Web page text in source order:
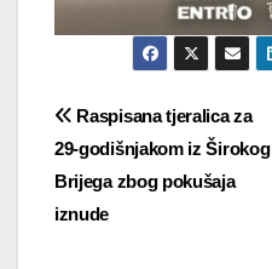
Navigacija
objava
Raspisana tjeralica za
29-godišnjakom iz Širokog
Brijega zbog pokušaja
iznude